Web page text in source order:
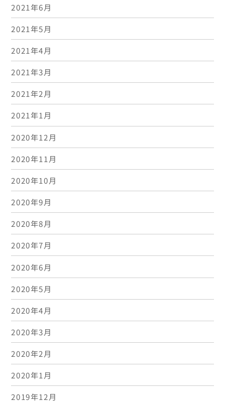
2021年6月
2021年5月
2021年4月
2021年3月
2021年2月
2021年1月
2020年12月
2020年11月
2020年10月
2020年9月
2020年8月
2020年7月
2020年6月
2020年5月
2020年4月
2020年3月
2020年2月
2020年1月
2019年12月